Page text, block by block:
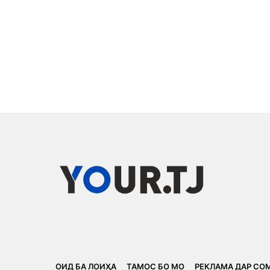
ОИД БА ЛОИҲА ТАМОС БО МО РЕКЛАМА ДАР